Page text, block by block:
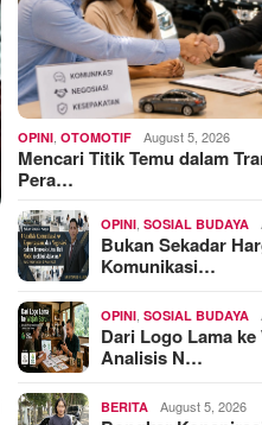
OPINI ,OTOMOTIF August 5, 2026
Mencari Titik Temu dalam
Pera…
OPINI ,SOSIAL BUDAYA
Bukan Sekadar
Komunikasi…
OPINI ,SOSIAL BUDAYA
Dari Logo Lama
Analisis N…
BERITA August 5, 2026